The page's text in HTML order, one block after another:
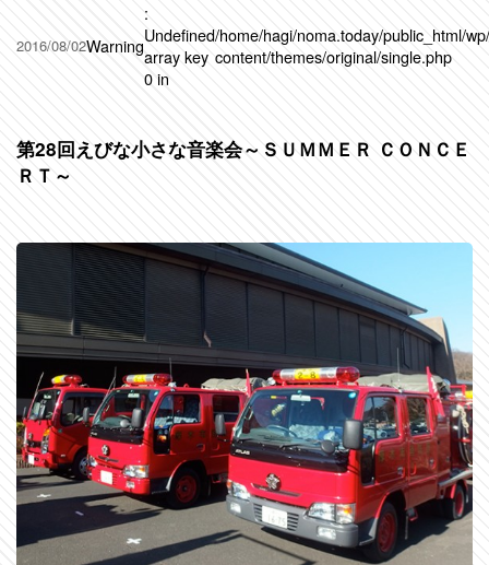
2016/08/02Warning
:
Undefined
array key
0 in
/home/hagi/noma.today/public_html/
content/themes/original/single.php
第28回えびな小さな音楽会～ＳＵＭＭＥＲ ＣＯＮＣＥ
ＲＴ～